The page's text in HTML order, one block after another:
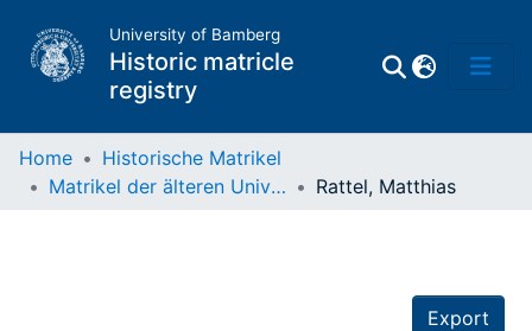
University of Bamberg
Historic matricle
registry
Home
Historische Matrikel
Matrikel der älteren Universität
Rattel, Matthias
Export